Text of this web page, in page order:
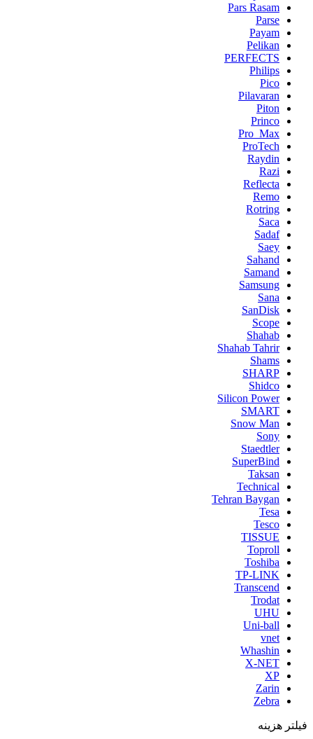
Pars Rasam
Parse
Payam
Pelikan
PERFECTS
Philips
Pico
Pilavaran
Piton
Princo
Pro_Max
ProTech
Raydin
Razi
Reflecta
Remo
Rotring
Saca
Sadaf
Saey
Sahand
Samand
Samsung
Sana
SanDisk
Scope
Shahab
Shahab Tahrir
Shams
SHARP
Shidco
Silicon Power
SMART
Snow Man
Sony
Staedtler
SuperBind
Taksan
Technical
Tehran Baygan
Tesa
Tesco
TISSUE
Toproll
Toshiba
TP-LINK
Transcend
Trodat
UHU
Uni-ball
vnet
Whashin
X-NET
XP
Zarin
Zebra
فیلتر هزینه